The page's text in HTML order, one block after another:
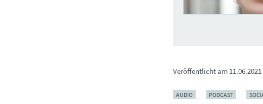
Veröffentlicht am
AUDIO PODCAST